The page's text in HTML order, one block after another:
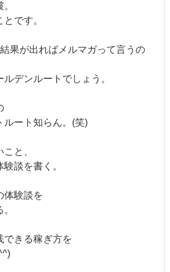
です。
果が出ればメルマガって言うの
デンルートでしょう。
ルート知らん。(笑)
と、
談を書く。
体験談を
できる稼ぎ方を